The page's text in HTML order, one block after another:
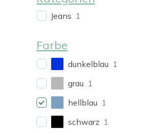
Jeans 1
Farbe
dunkelblau 1
grau 1
hellblau 1
schwarz 1